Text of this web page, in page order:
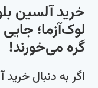
خرید آلسین
لوک‌آزما؛
گره می‌خورند!
اگر به دنبال خرید